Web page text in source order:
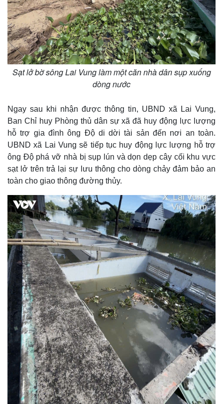
Sạt lở bờ sông Lai Vung làm một căn nhà dân sụp xuống
dòng nước
Ngay sau khi nhận được thông tin, UBND xã Lai Vung,
Ban Chỉ huy Phòng thủ dân sự xã đã huy động lực lượng
hỗ trợ gia đình ông Độ di dời tài sản đến nơi an toàn.
UBND xã Lai Vung sẽ tiếp tục huy động lực lượng hỗ trợ
ông Độ phá vỡ nhà bị sụp lún và dọn dẹp cây cối khu vực
sạt lở trên trả lại sự lưu thông cho dòng chảy đảm bảo an
toàn cho giao thông đường thủy.